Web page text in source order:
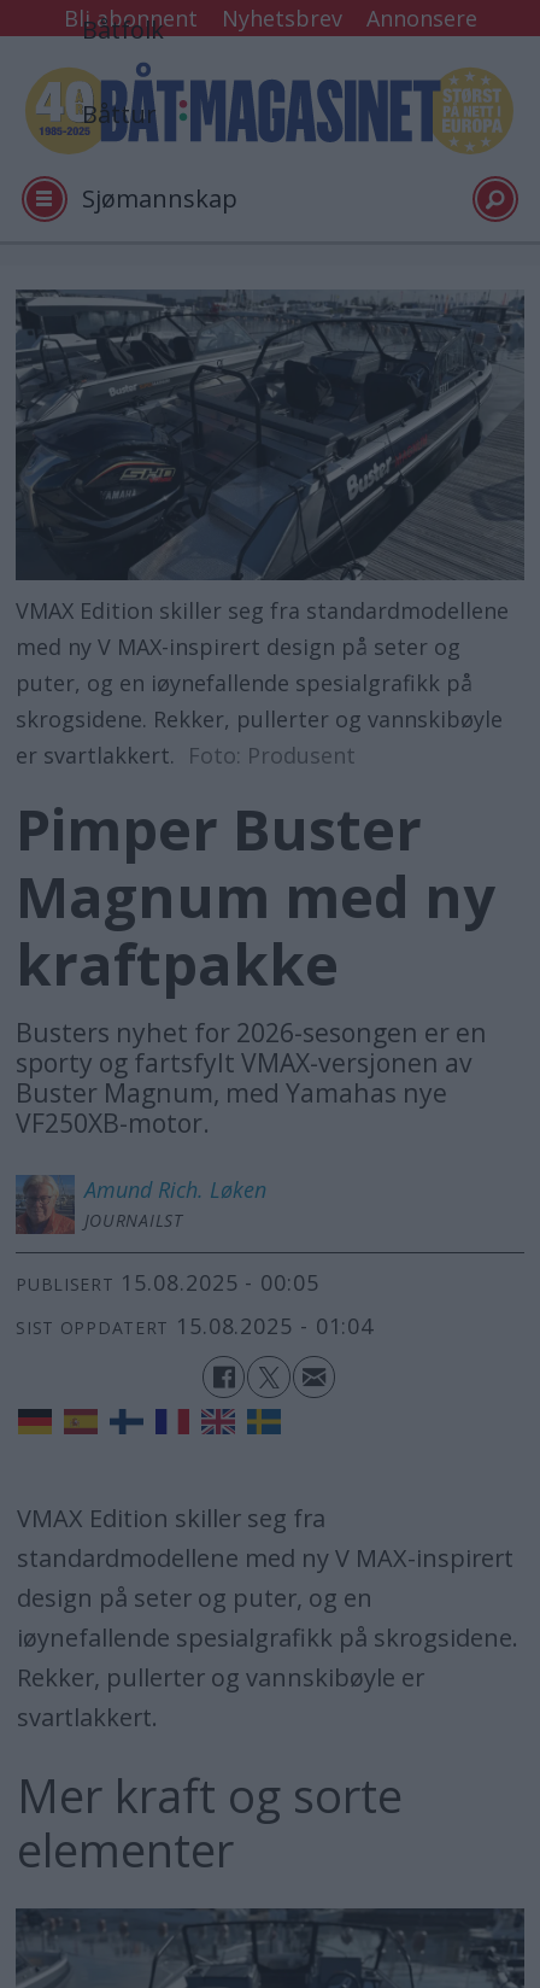
Bli abonnent Nyhetsbrev Annonsere
Båtfolk
Båttur
Sjømannskap
Tester
Arkiv
Video
Logg inn
VMAX Edition skiller seg fra standardmodellene
med ny V MAX-inspirert design på seter og
puter, og en iøynefallende spesialgrafikk på
skrogsidene. Rekker, pullerter og vannskibøyle
er svartlakkert.
Foto: Produsent
Pimper Buster
Magnum med ny
kraftpakke
Busters nyhet for 2026-sesongen er en
sporty og fartsfylt VMAX-versjonen av
Buster Magnum, med Yamahas nye
VF250XB-motor.
Amund Rich. Løken
JOURNAILST
PUBLISERT 15.08.2025 - 00:05
SIST OPPDATERT 15.08.2025 - 01:04
VMAX Edition skiller seg fra
standardmodellene med ny V MAX-inspirert
design på seter og puter, og en
iøynefallende spesialgrafikk på skrogsidene.
Rekker, pullerter og vannskibøyle er
svartlakkert.
Mer kraft og sorte
elementer